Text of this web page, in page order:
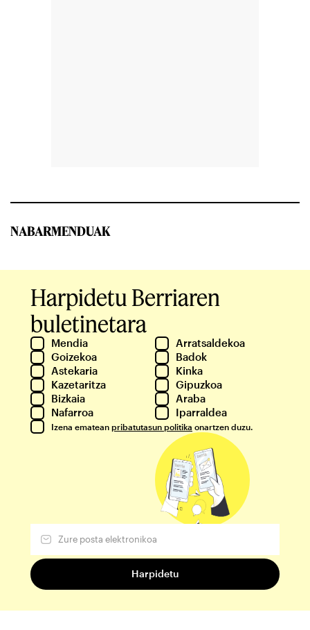
NABARMENDUAK
Harpidetu Berriaren
buletinetara
Mendia
Arratsaldekoa
Goizekoa
Badok
Astekaria
Kinka
Kazetaritza
Gipuzkoa
Bizkaia
Araba
Nafarroa
Iparraldea
Izena ematean pribatutasun politika onartzen duzu.